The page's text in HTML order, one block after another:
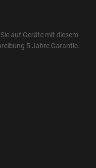
auf Geräte mit diesem
5 Jahre Garantie.